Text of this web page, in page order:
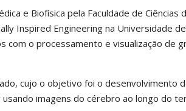
e Biofísica pela Faculdade de Ciências
Inspired Engineering na Universidade
o processamento e visualização de
cujo o objetivo foi o desenvolvimento
imagens do cérebro ao longo do